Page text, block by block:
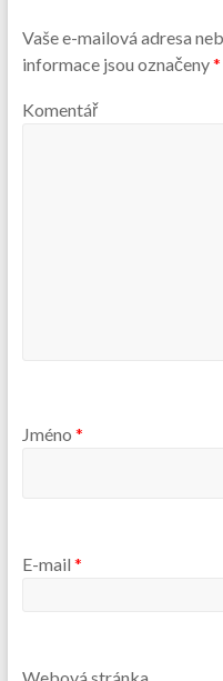
Vaše e-mailová adresa
informace jsou označeny*
Komentář
Jméno *
E-mail *